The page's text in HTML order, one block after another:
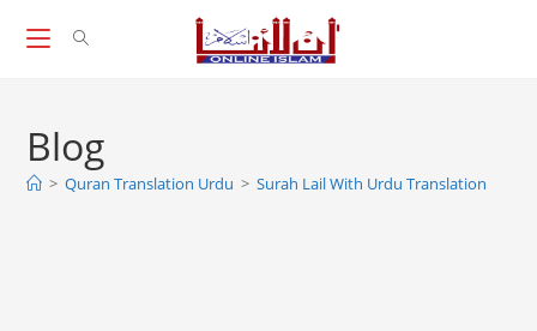
Blog
> Quran Translation Urdu > Surah Lail With Urdu Translation